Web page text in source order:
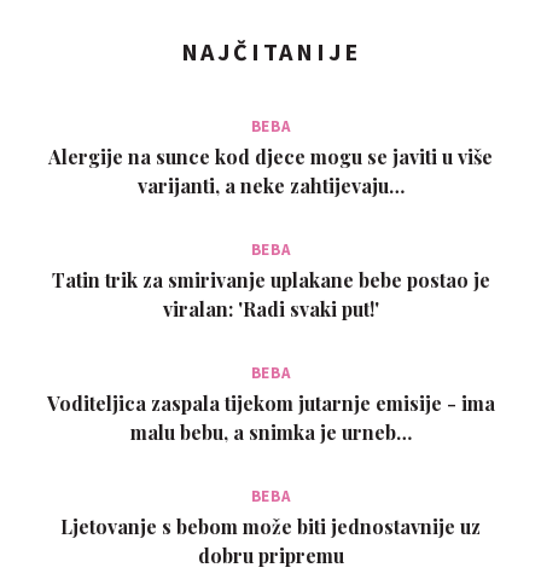
NAJČITANIJE
BEBA
Alergije na sunce kod djece mogu se javiti u više
varijanti, a neke zahtijevaju…
BEBA
Tatin trik za smirivanje uplakane bebe postao je
viralan: 'Radi svaki put!'
BEBA
Voditeljica zaspala tijekom jutarnje emisije - ima
malu bebu, a snimka je urneb…
BEBA
Ljetovanje s bebom može biti jednostavnije uz
dobru pripremu